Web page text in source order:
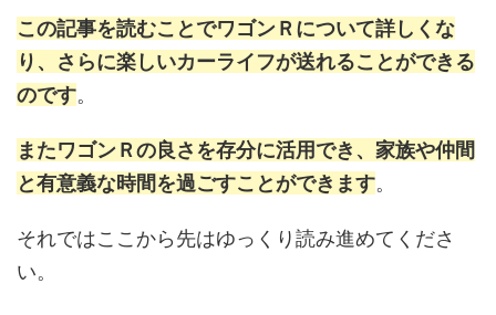
この記事を読むことでワゴンＲについて詳しくな
り、さらに楽しいカーライフが送れることができる
のです。
またワゴンＲの良さを存分に活用でき、家族や仲間
と有意義な時間を過ごすことができます。
それではここから先はゆっくり読み進めてくださ
い。